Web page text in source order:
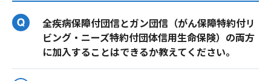
全疾病保障付団信とガン団信（がん保障特約付リ
ビング・ニーズ特約付団体信用生命保険）の両方
に加入することはできるか教えてください。